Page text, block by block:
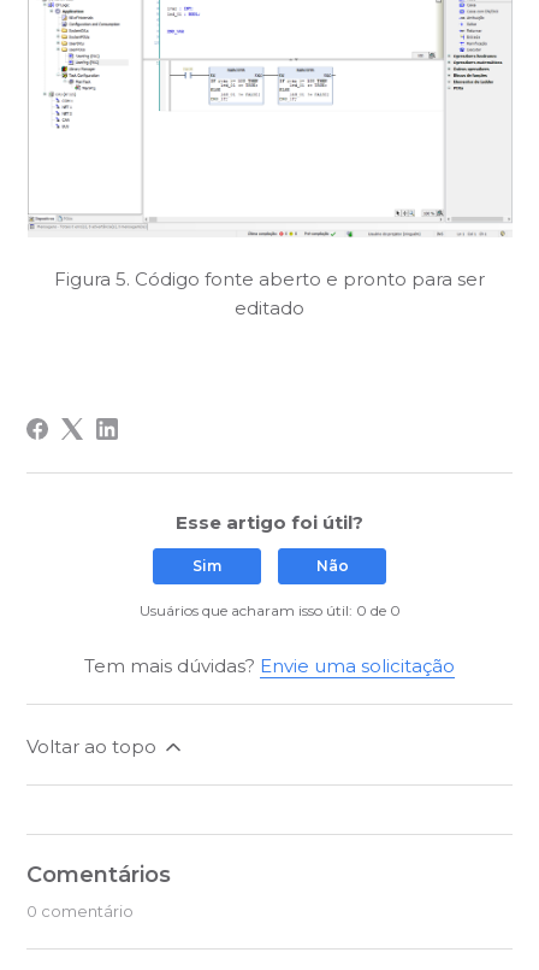
Figura 5. Código fonte aberto e pronto para ser
editado
Esse artigo foi útil?
Sim Não
Usuários que acharam isso útil: 0 de 0
Tem mais dúvidas? Envie uma solicitação
Voltar ao topo
Comentários
0 comentário